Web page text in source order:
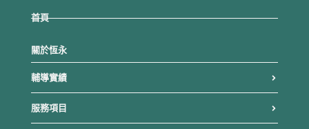
首頁
關於恆永
輔導實績
服務項目